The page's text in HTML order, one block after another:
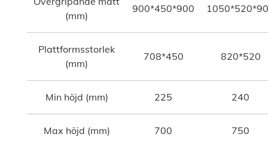
(mm)
900*450*900
Plattformsstorlek
(mm)
708*450 820*520
Min höjd (mm) 225 240
Max höjd (mm) 700 750